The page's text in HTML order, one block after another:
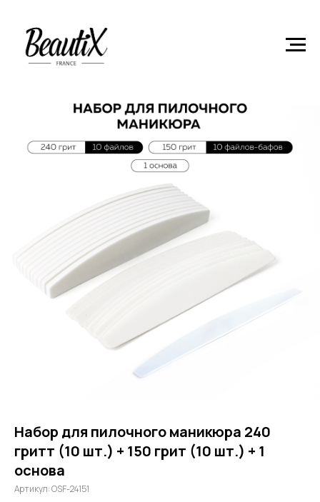
основа
Набор для пилочного маникюра 240
гритт (10 шт.) + 150 грит (10 шт.) + 1
основа
Артикул:OSF-24151